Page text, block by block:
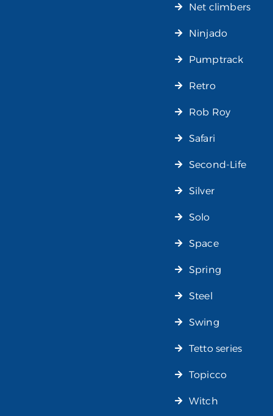
Net climbers
Ninjado
Pumptrack
Retro
Rob Roy
Safari
Second-Life
Silver
Solo
Space
Spring
Steel
Swing
Tetto series
Topicco
Witch